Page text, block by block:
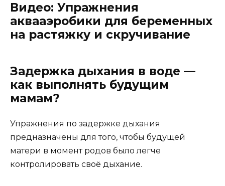
Видео: Упражнения
аквааэробики для беременных
на растяжку и скручивание
Задержка дыхания в воде —
как выполнять будущим
мамам?
Упражнения по задержке дыхания
предназначены для того, чтобы будущей
матери в момент родов было легче
контролировать своё дыхание.